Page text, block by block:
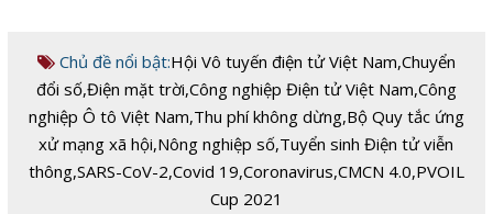
Chủ đề nổi bật:Hội Vô tuyến điện tử Việt Nam,Chuyển
đổi số,Điện mặt trời,Công nghiệp Điện tử Việt Nam,Công
nghiệp Ô tô Việt Nam,Thu phí không dừng,Bộ Quy tắc ứng
xử mạng xã hội,Nông nghiệp số,Tuyển sinh Điện tử viễn
thông,SARS-CoV-2,Covid 19,Coronavirus,CMCN 4.0,PVOIL
Cup 2021